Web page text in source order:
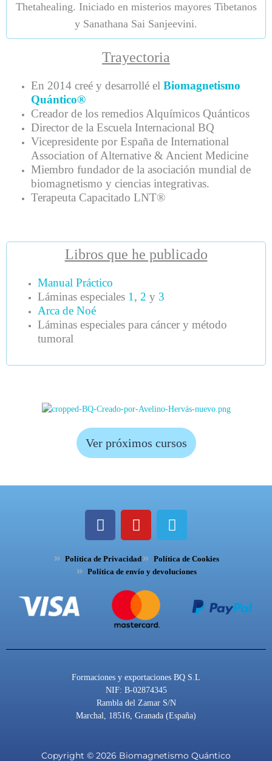
Thetahealing. Iniciado en misterios mayores Tibetanos
y Sanathana Sai Sanjeevini.
Trayectoria
En 2014 creé y desarrollé elBiomagnetismo
Quántico®
Creador de los remedios Alquímicos Quánticos
Director de la Escuela Internacional BQ
Vicepresidente por España de International
Association of Alternative & Ancient Medicine
Miembro fundador de la asociación mundial de
biomagnetismo y ciencias integrativas.
Terapeuta Capacitado LNT®
Libros que he publicado
Manual Práctico
Láminas especiales 1,2 y 3
Arca de Noé
Láminas especiales para cáncer y método
tumoral
Ver próximos cursos
F
a
e
b
Y
o
t
u
b
e
T
e
e
g
Política de Privacidad
Política de Cookies
Política de envío y devoluciones
Formaciones y exportaciones BQ S.L
NIF: B-02874345
Rambla del Zamar S/N
Marchal, 18516, Granada (España)
Copyright © 2026 Biomagnetismo Quántico